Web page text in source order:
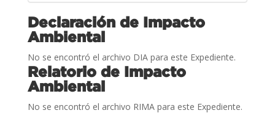
Declaración de Impacto
Ambiental
No se encontró el archivo DIA para este Expediente.
Relatorio de Impacto
Ambiental
No se encontró el archivo RIMA para este Expediente.